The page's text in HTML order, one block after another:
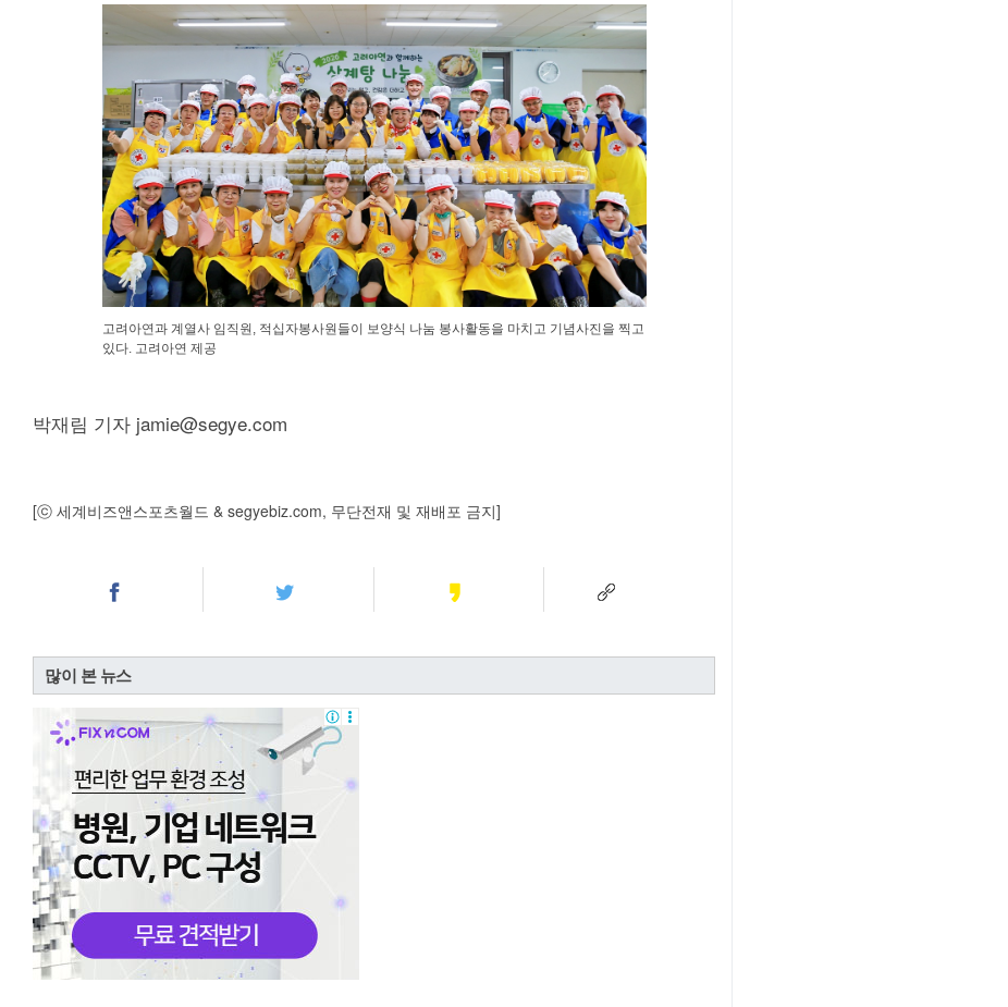
고려아연과 계열사 임직원, 적십자봉사원들이 보양식 나눔 봉사활동을 마치고 기념사진을 찍고
있다. 고려아연 제공
박재림 기자 jamie@segye.com
[ⓒ 세계비즈앤스포츠월드 & segyebiz.com, 무단전재 및 재배포 금지]
많이 본 뉴스